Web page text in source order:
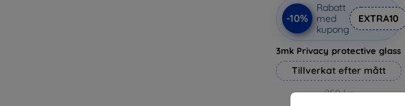
-10%
Rabatt
med
kupong
EXTRA10
3mk Privacy protective glass
Tillverkat efter mått
258 kr